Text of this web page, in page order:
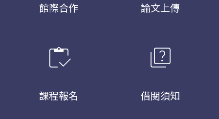
館際合作 論文上傳
inventory
課程報名
quiz
借閱須知